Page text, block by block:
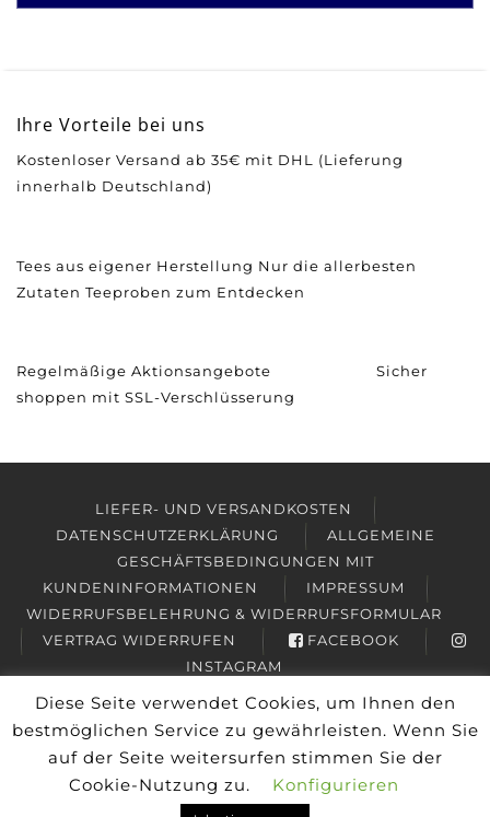
Ihre Vorteile bei uns
Kostenloser Versand ab 35€ mit DHL (Lieferung
innerhalb Deutschland)
Tees aus eigener Herstellung Nur die allerbesten
Zutaten Teeproben zum Entdecken
Regelmäßige Aktionsangebote Sicher
shoppen mit SSL-Verschlüsserung
LIEFER- UND VERSANDKOSTEN
DATENSCHUTZERKLÄRUNG
ALLGEMEINE
GESCHÄFTSBEDINGUNGEN MIT
KUNDENINFORMATIONEN
IMPRESSUM
WIDERRUFSBELEHRUNG & WIDERRUFSFORMULAR
VERTRAG WIDERRUFEN
FACEBOOK
INSTAGRAM
Copyright © 2026Friesisches Teehaus Wyk
Alle Preise inkl. der gesetzlichen MwSt.
VERTRAG WIDERRUFEN
Diese Seite verwendet Cookies, um Ihnen den
bestmöglichen Service zu gewährleisten. Wenn Sie
auf der Seite weitersurfen stimmen Sie der
Cookie-Nutzung zu.
Konfigurieren